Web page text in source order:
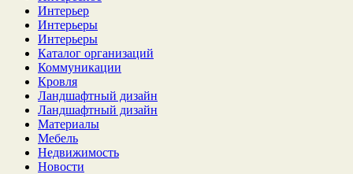
Интерьер
Интерьеры
Интерьеры
Каталог организаций
Коммуникации
Кровля
Ландшафтный дизайн
Ландшафтный дизайн
Материалы
Мебель
Недвижимость
Новости